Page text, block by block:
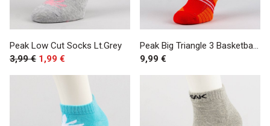
Peak Low Cut Socks Lt.Grey
3,99 € 1,99 €
Peak Big Triangle 3 Basketball Socks Red
9,99 €